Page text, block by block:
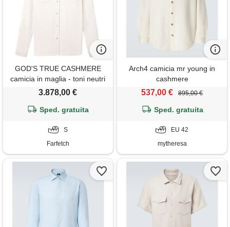
GOD'S TRUE CASHMERE
camicia in maglia - toni neutri
3.878,00 €
Sped. gratuita
S
Farfetch
Arch4 camicia mr young in
cashmere
537,00 € 895,00 €
Sped. gratuita
EU 42
mytheresa